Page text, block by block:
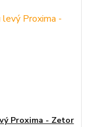
Proxima - Zetor